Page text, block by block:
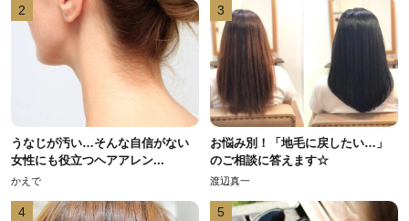
2
うなじが汚い…そんな自信がない
女性にも役立つヘアアレン...
かえで
3
お悩み別！「地毛に戻したい…」
のご相談に答えます☆
渡辺真一
4 5